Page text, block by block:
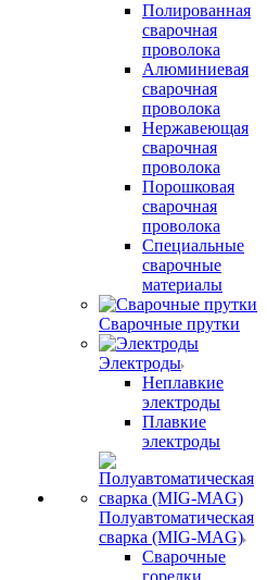
Полированная
сварочная
проволока
Алюминиевая
сварочная
проволока
Нержавеющая
сварочная
проволока
Порошковая
сварочная
проволока
Специальные
сварочные
материалы
Сварочные прутки
Электроды
Неплавкие
электроды
Плавкие
электроды
Полуавтоматическая
сварка (MIG-MAG)
Сварочные
горелки